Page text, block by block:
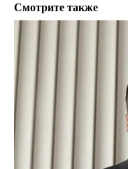
Смотрите также